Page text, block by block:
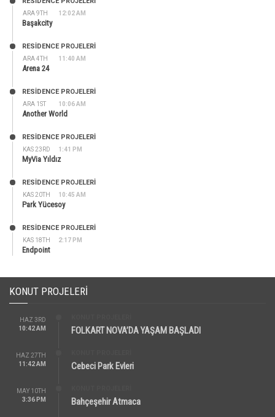
ARA 9TH 12:02 AM
Başakcity
ARA 4TH 11:40 AM
RESIDENCE PROJELERI
Arena 24
ARA 1ST 10:06 AM
RESIDENCE PROJELERI
Another World
KAS 23RD 1:41 PM
RESIDENCE PROJELERI
MyVia Yıldız
KAS 20TH 10:45 AM
RESIDENCE PROJELERI
Park Yücesoy
KAS 18TH 2:17 PM
RESIDENCE PROJELERI
Endpoint
KONUT PROJELERI
HAZ 3RD
10:42 AM
FOLKART NOVA’DA YAŞAM BAŞLADI
HAZ 27TH
11:42 AM
Cebeci Park Evleri
MAY 10TH
3:36 PM
Bahçeşehir Atmaca